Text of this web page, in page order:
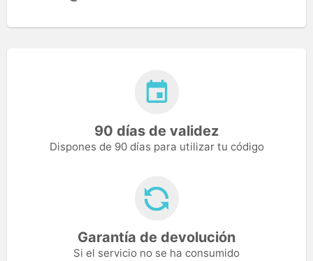
90 días de validez
Dispones de 90 días para utilizar tu código
Garantía de devolución
Si el servicio no se ha consumido